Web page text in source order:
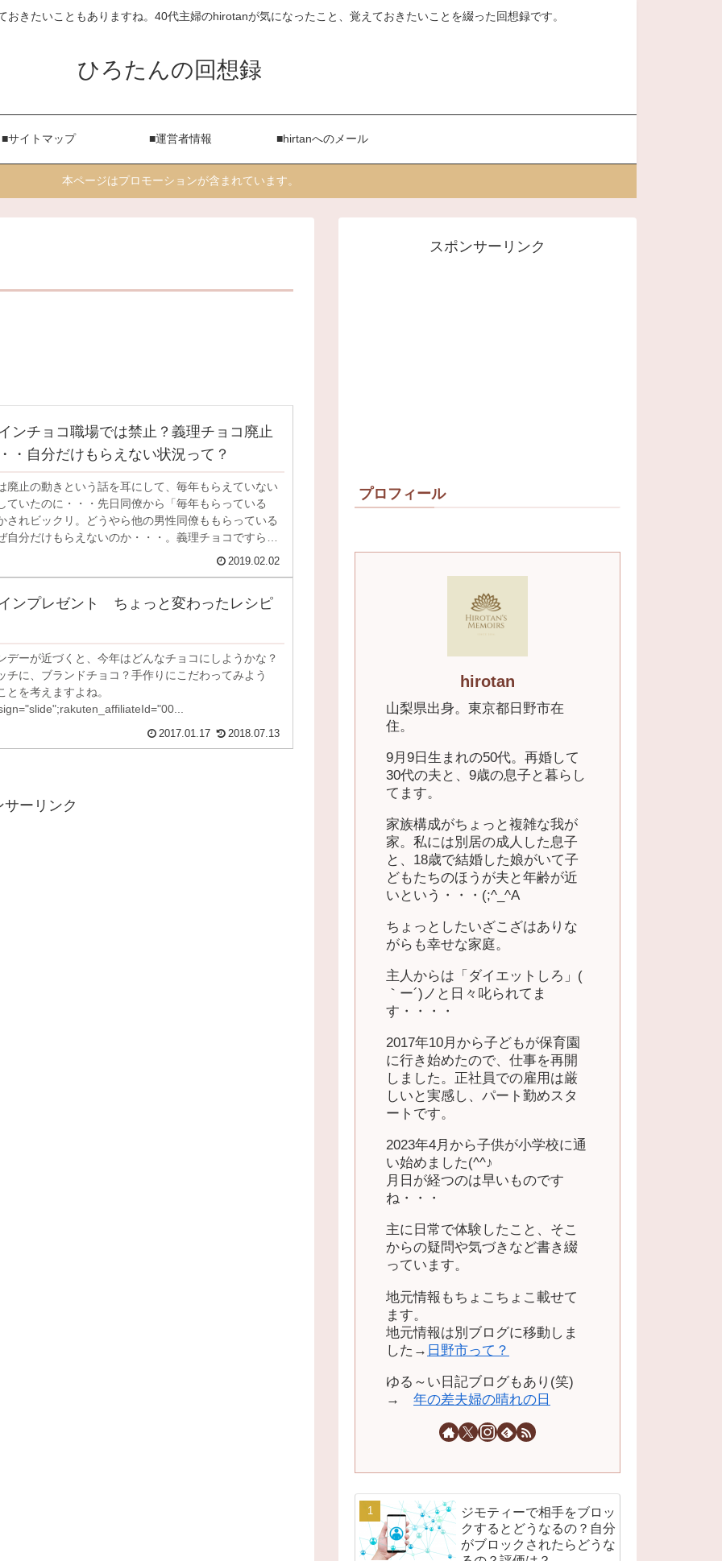
おきたいこともありますね。40代主婦のhirotanが気になったこと、覚えておきたいことを綴った回想録です。
ひろたんの回想録
■サイトマップ ■運営者情報 ■hirtanへのメール
本ページはプロモーションが含まれています。
ンチョコ職場では禁止？義理チョコ廃止
・自分だけもらえない状況って？
廃止の動きという話を耳にして、毎年もらえていない
ていたのに・・・先日同僚から「毎年もらっている
されビックリ。どうやら他の男性同僚ももらっている
自分だけもらえないのか・・・。義理チョコですらも
2019.02.02
ンプレゼント ちょっと変わったレシピ
デーが近づくと、今年はどんなチョコにしようかな？
チに、ブランドチョコ？手作りにこだわってみよう
とを考えますよね。
2017.01.17 2018.07.13
サーリンク
スポンサーリンク
プロフィール
hirotan
山梨県出身。東京都日野市在
住。
9月9日生まれの50代。再婚して
30代の夫と、9歳の息子と暮らし
てます。
家族構成がちょっと複雑な我が
家。私には別居の成人した息子
と、18歳で結婚した娘がいて子
どもたちのほうが夫と年齢が近
いという・・・(;^_^A
ちょっとしたいざこざはありな
がらも幸せな家庭。
主人からは「ダイエットしろ」(
｀ー´)ノと日々叱られてま
す・・・・
2017年10月から子どもが保育園
に行き始めたので、仕事を再開
しました。正社員での雇用は厳
しいと実感し、パート勤めスタ
ートです。
2023年4月から子供が小学校に通
い始めました(^^♪
月日が経つのは早いものです
ね・・・
主に日常で体験したこと、そこ
からの疑問や気づきなど書き綴
っています。
地元情報もちょこちょこ載せて
ます。
地元情報は別ブログに移動しま
した→ 日野市って？
ゆる～い日記ブログもあり(笑)
→ 年の差夫婦の晴れの日
ジモティーで相手をブロッ
クするとどうなるの？自分
がブロックされたらどうな